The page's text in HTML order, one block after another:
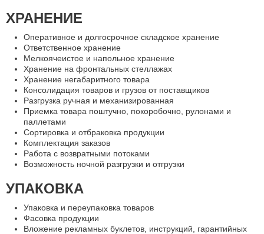
ХРАНЕНИЕ
Оперативное и долгосрочное складское хранение
Ответственное хранение
Мелкоячеистое и напольное хранение
Хранение на фронтальных стеллажах
Хранение негабаритного товара
Консолидация товаров и грузов от поставщиков
Разгрузка ручная и механизированная
Приемка товара поштучно, покоробочно, рулонами и
паллетами
Сортировка и отбраковка продукции
Комплектация заказов
Работа с возвратными потоками
Возможность ночной разгрузки и отгрузки
УПАКОВКА
Упаковка и переупаковка товаров
Фасовка продукции
Вложение рекламных буклетов, инструкций, гарантийных